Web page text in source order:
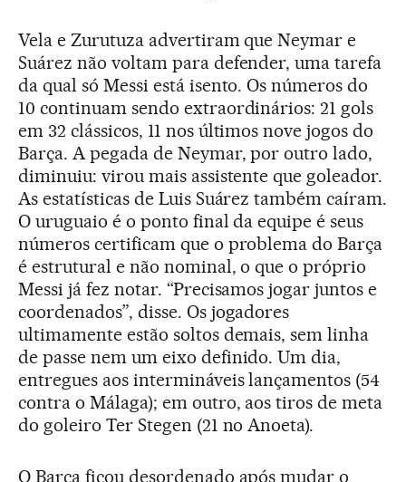
Vela e Zurutuza advertiram que Neymar e
Suárez não voltam para defender, uma tarefa
da qual só Messi está isento. Os números do
10 continuam sendo extraordinários: 21 gols
em 32 clássicos, 11 nos últimos nove jogos do
Barça. A pegada de Neymar, por outro lado,
diminuiu: virou mais assistente que goleador.
As estatísticas de Luis Suárez também caíram.
O uruguaio é o ponto final da equipe é seus
números certificam que o problema do Barça
é estrutural e não nominal, o que o próprio
Messi já fez notar. “Precisamos jogar juntos e
coordenados”, disse. Os jogadores
ultimamente estão soltos demais, sem linha
de passe nem um eixo definido. Um dia,
entregues aos intermináveis lançamentos (54
contra o Málaga); em outro, aos tiros de meta
do goleiro Ter Stegen (21 no Anoeta).
O Barça ficou desordenado após mudar o